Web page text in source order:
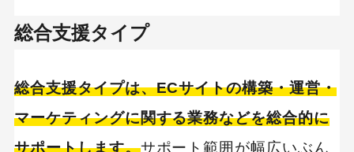
総合支援タイプ
総合支援タイプは、ECサイトの構築・運営・
マーケティングに関する業務などを総合的に
サポートします。サポート範囲が幅広いぶん